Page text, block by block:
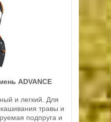
ADVANCE
и легкий. Для
травы и
подпруга и